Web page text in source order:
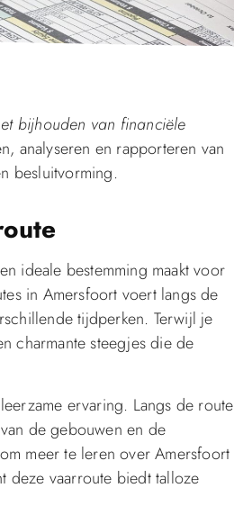
bijhouden van financiële
analyseren en rapporteren van
besluitvorming.
ideale bestemming maakt voor
in Amersfoort voert langs de
tijdperken. Terwijl je
charmante steegjes die de
ervaring. Langs de route
de gebouwen en de
meer te leren over Amersfoort
deze vaarroute biedt talloze